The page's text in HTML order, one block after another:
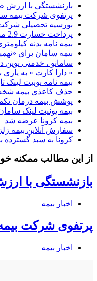
بازنشستگی با ارزش
پرتفوی شرکت بیمه سامان 70 درصد
بورسیه تحصیلی
پرداخت خسارت 2.9 میلیارد ریالی «بیمارستان فلسفی» توسط بیمه سامان
بیمه نامه بدنه
بیمه سامان برای
سامانو ، خدمتی نوین
« دارا کارت » به
بیمه نامه یونیت
حذف کاعذی بیمه
پوشش بیمه درمان
بیمه یونیت لینک
بیمه کرونا عرضه شد
سفارش آنلاین بیمه زلزله با
کرونا به سبد
از این مطالب ممکنه
بازنشستگی با
اخبار بیمه
پرتفوی شرکت بیمه سامان 70
اخبار بیمه